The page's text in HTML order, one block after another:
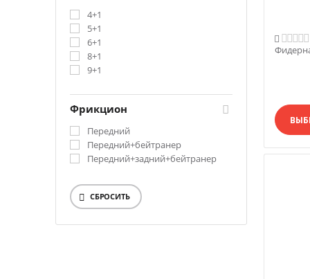
4+1
5+1
6+1
8+1
9+1
Фрикцион
Передний
Передний+бейтранер
Передний+задний+бейтранер
СБРОСИТЬ
